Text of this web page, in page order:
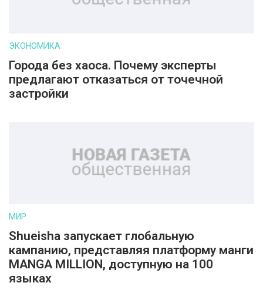
ЭКОНОМИКА
Города без хаоса. Почему эксперты
предлагают отказаться от точечной
застройки
МИР
Shueisha запускает глобальную
кампанию, представляя платформу манги
MANGA MILLION, доступную на 100
языках